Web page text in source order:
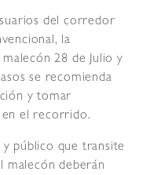
del corredor
la
28 de Julio y
se recomienda
y tomar
en el recorrido.
público que transite
malecón deberán